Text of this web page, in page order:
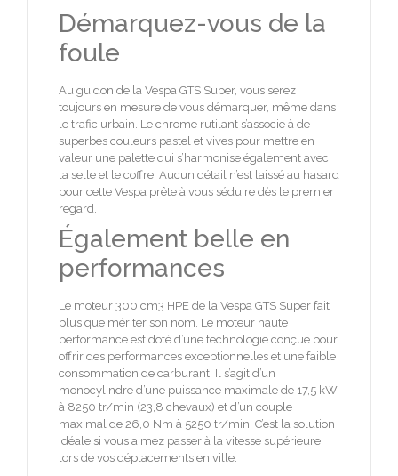
Démarquez-vous de la
foule
Au guidon de la Vespa GTS Super, vous serez
toujours en mesure de vous démarquer, même dans
le trafic urbain. Le chrome rutilant s’associe à de
superbes couleurs pastel et vives pour mettre en
valeur une palette qui s’harmonise également avec
la selle et le coffre. Aucun détail n’est laissé au hasard
pour cette Vespa prête à vous séduire dès le premier
regard.
Également belle en
performances
Le moteur 300 cm3 HPE de la Vespa GTS Super fait
plus que mériter son nom. Le moteur haute
performance est doté d’une technologie conçue pour
offrir des performances exceptionnelles et une faible
consommation de carburant. Il s’agit d’un
monocylindre d’une puissance maximale de 17,5 kW
à 8250 tr/min (23,8 chevaux) et d’un couple
maximal de 26,0 Nm à 5250 tr/min. C’est la solution
idéale si vous aimez passer à la vitesse supérieure
lors de vos déplacements en ville.